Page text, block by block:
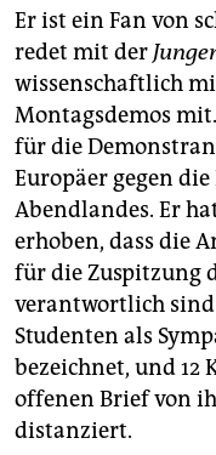
Er ist ein Fan von
redet mit der
wissenschaftlich
Montagsdemos
für die
Europäer gegen
Abendlandes. Er
erhoben, dass die
für die Zuspitzung
verantwortlich
Studenten als
bezeichnet, und 12
offenen Brief von
distanziert.